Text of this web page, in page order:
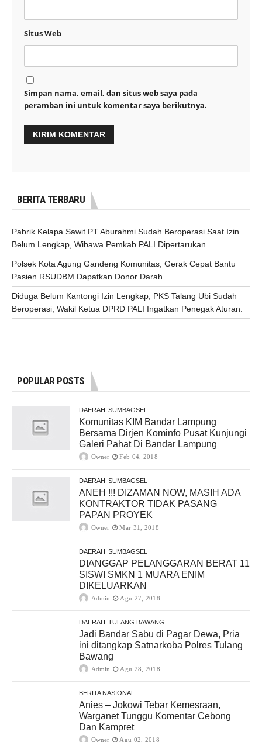
Situs Web
Simpan nama, email, dan situs web saya pada
peramban ini untuk komentar saya berikutnya.
BERITA TERBARU
Pabrik Kelapa Sawit PT Aburahmi Sudah Beroperasi Saat Izin
Belum Lengkap, Wibawa Pemkab PALI Dipertarukan.
Polsek Kota Agung Gandeng Komunitas, Gerak Cepat Bantu
Pasien RSUDBM Dapatkan Donor Darah
Diduga Belum Kantongi Izin Lengkap, PKS Talang Ubi Sudah
Beroperasi; Wakil Ketua DPRD PALI Ingatkan Penegak Aturan.
POPULAR POSTS
DAERAH SUMBAGSEL
Komunitas KIM Bandar Lampung
Bersama Dirjen Kominfo Pusat Kunjungi
Galeri Pahat Di Bandar Lampung
Owner Feb 04, 2018
DAERAH SUMBAGSEL
ANEH !!! DIZAMAN NOW, MASIH ADA
KONTRAKTOR TIDAK PASANG
PAPAN PROYEK
Owner Mar 31, 2018
DAERAH SUMBAGSEL
DIANGGAP PELANGGARAN BERAT 11
SISWI SMKN 1 MUARA ENIM
DIKELUARKAN
Admin Agu 27, 2018
DAERAH TULANG BAWANG
Jadi Bandar Sabu di Pagar Dewa, Pria
ini ditangkap Satnarkoba Polres Tulang
Bawang
Admin Agu 28, 2018
BERITA NASIONAL
Anies – Jokowi Tebar Kemesraan,
Warganet Tunggu Komentar Cebong
Dan Kampret
Owner Agu 02, 2018